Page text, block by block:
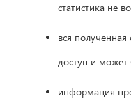
статистика не
вся полученная
доступ и может
информация